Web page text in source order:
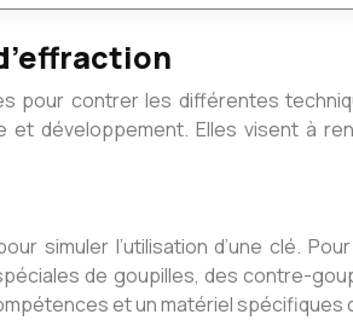
contrer les différentes
développement. Elles visent à
simuler l’utilisation d’une clé.
de goupilles, des contre-
et un matériel